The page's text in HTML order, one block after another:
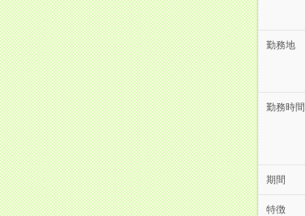
勤務地
勤務時間
期間
特徴